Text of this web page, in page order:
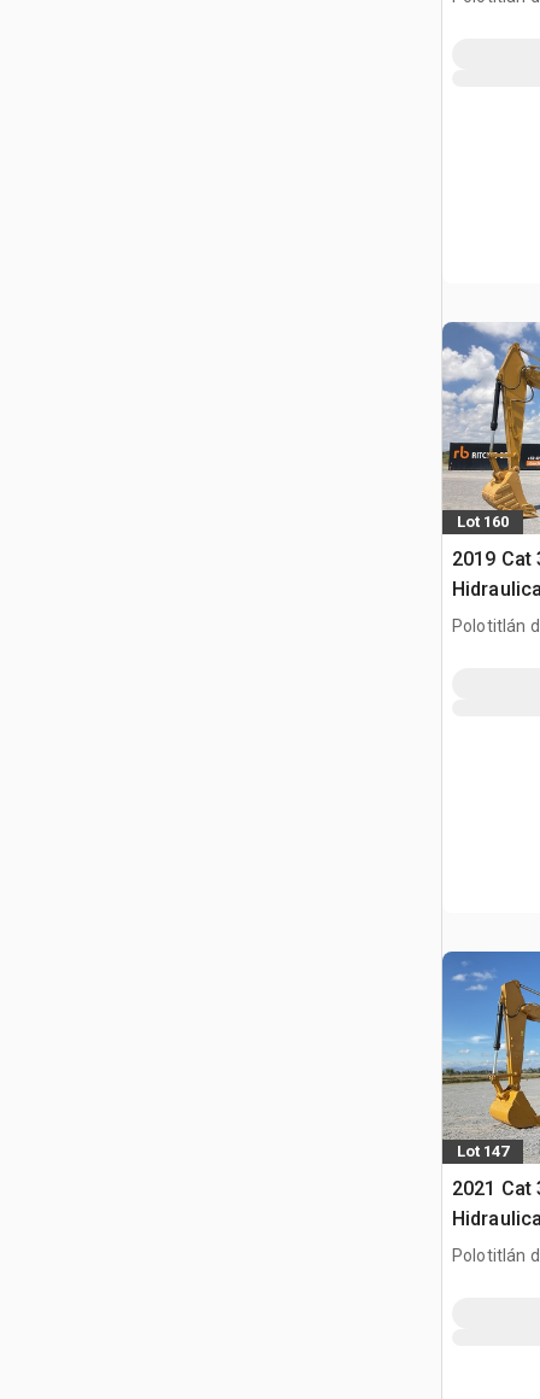
Lot 160
2019 Cat
Polotitlán
Lot 147
2021 Cat
Polotitlán